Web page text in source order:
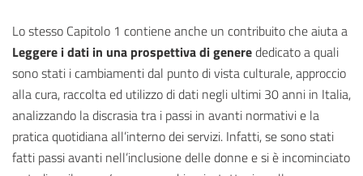
Lo stesso Capitolo 1 contiene anche un contribuito che aiuta a
Leggere i dati in una prospettiva di generededicato a quali
sono stati i cambiamenti dal punto di vista culturale, approccio
alla cura, raccolta ed utilizzo di dati negli ultimi 30 anni in Italia,
analizzando la discrasia tra i passi in avanti normativi e la
pratica quotidiana all’interno dei servizi. Infatti, se sono stati
fatti passi avanti nell’inclusione delle donne e si è incominciato